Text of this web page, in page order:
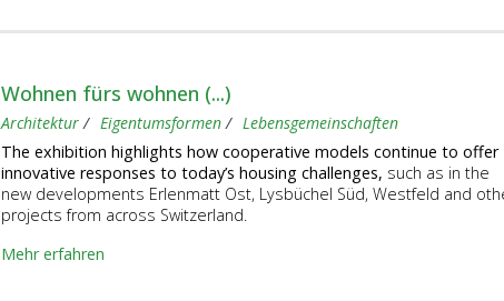
Wohnen fürs wohnen (...)
Architektur Eigentumsformen
Lebensgemeinschaften
The exhibition highlights how cooperative models continue to offer
innovative responses to today’s housing challenges, such as in the
new developments Erlenmatt Ost, Lysbüchel Süd, Westfeld and
projects from across Switzerland.
Mehr erfahren